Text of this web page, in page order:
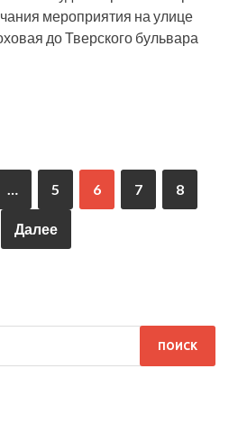
мероприятия на улице
до Тверского бульвара
… 5 6 7 8
Далее